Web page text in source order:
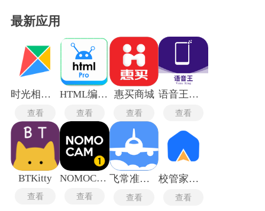
最新应用
时光相册旧版本
查看
HTML编辑器
查看
惠买商城
查看
语音王最新版
查看
BTKitty
查看
NOMOCAM
查看
飞常准最新版
查看
校管家云校
查看